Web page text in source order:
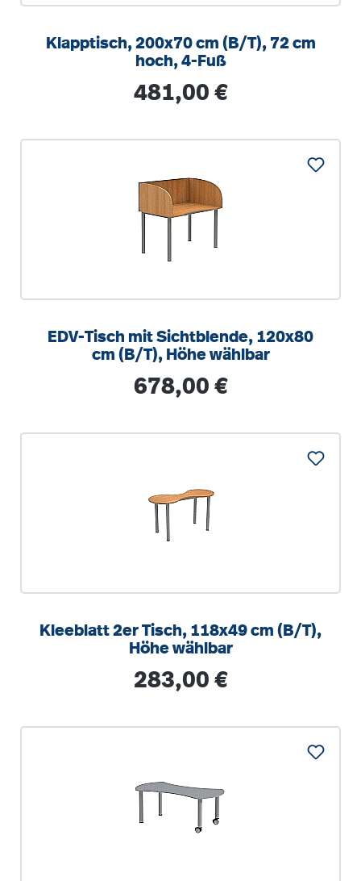
Klapptisch, 200x70 cm (B/T), 72 cm
hoch, 4-Fuß
Regulärer Preis:
481,00 €
EDV-Tisch mit Sichtblende, 120x80
cm (B/T), Höhe wählbar
Regulärer Preis:
678,00 €
Kleeblatt 2er Tisch, 118x49 cm (B/T),
Höhe wählbar
Regulärer Preis:
283,00 €